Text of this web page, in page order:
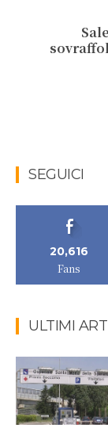
SEGUICI
20,616
Fans
ULTIMI